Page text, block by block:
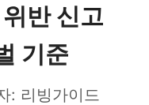
반 신고
기준
: 리빙가이드